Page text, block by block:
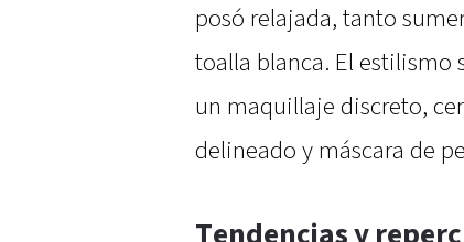
posó relajada, tanto
toalla blanca. El estilismo
un maquillaje discreto,
delineado y máscara de